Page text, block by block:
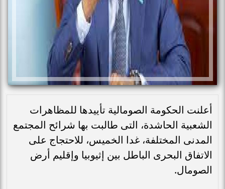
أعلنت الحكومة الصومالية تأييدها للمظاهرات
الشعبية الحاشدة، التى طالبت بها شرائح المجتمع
المدنى المختلفة، غدا الخميس، للاحتجاج على
الاتفاق البحرى الباطل بين إثيوبيا وإقليم أرض
الصومال.